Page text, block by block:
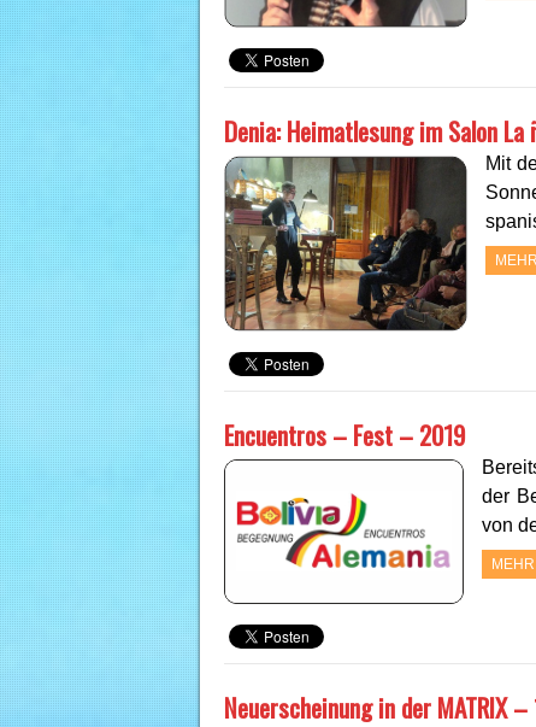
Denia: Heimatlesung im Salon
Mit
Encuentros – Fest – 2019
der
von
Neuerscheinung in der MATRIX